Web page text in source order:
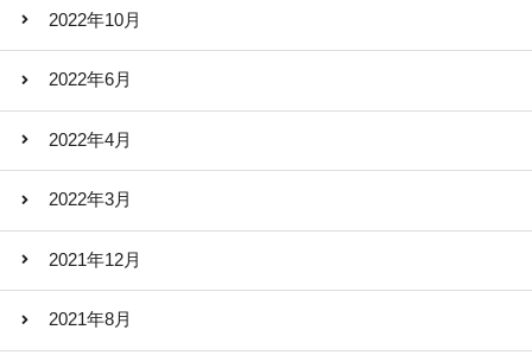
2022年10月
2022年6月
2022年4月
2022年3月
2021年12月
2021年8月